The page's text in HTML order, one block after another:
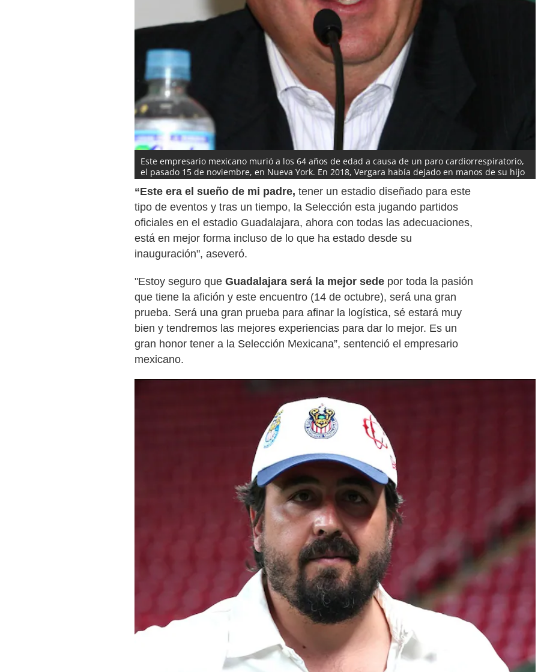
Este empresario mexicano murió a los 64 años de edad a causa de un paro cardiorrespiratorio,
el pasado 15 de noviembre, en Nueva York. En 2018, Vergara había dejado en manos de su hijo
Amaury la vicepresidencia de Grupo Omnilife Chivas, debido a problemas de salud. (Foto: El
Universal)
“Este era el sueño de mi padre, tener un estadio diseñado para este
tipo de eventos y tras un tiempo, la Selección esta jugando partidos
oficiales en el estadio Guadalajara, ahora con todas las adecuaciones,
está en mejor forma incluso de lo que ha estado desde su
inauguración", aseveró.
"Estoy seguro que Guadalajara será la mejor sede por toda la pasión
que tiene la afición y este encuentro (14 de octubre), será una gran
prueba. Será una gran prueba para afinar la logística, sé estará muy
bien y tendremos las mejores experiencias para dar lo mejor. Es un
gran honor tener a la Selección Mexicana”, sentenció el empresario
mexicano.